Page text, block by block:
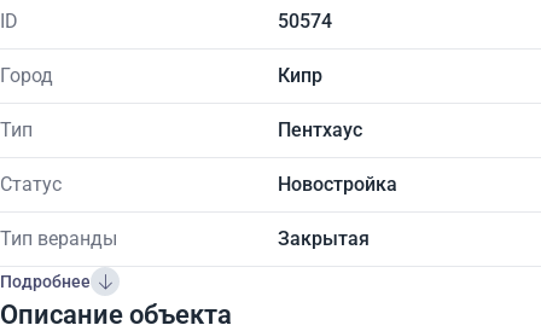
ID 50574
Город Кипр
Тип Пентхаус
Статус Новостройка
Тип веранды Закрытая
Подробнее
Описание объекта